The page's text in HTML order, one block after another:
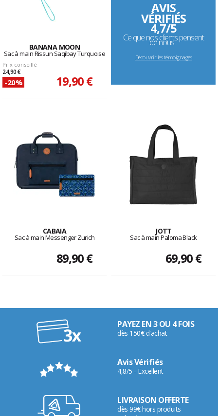
BANANA MOON
Sac à main Rissun Saqibay Turquoise
Prix conseillé
24,90 €
-20% 19,90 €
AVIS
VÉRIFIÉS
4,7/5
Ce que nos clients pensent
de nous...
Découvrir les témoignages
CABAIA
Sac à main Messenger Zurich
89,90 €
JOTT
Sac à main Paloma Black
69,90 €
PAYEZ EN 3 OU 4 FOIS
dès 150€ d'achat
Avis Vérifiés
4,8/5 - Excellent
LIVRAISON OFFERTE
dès 99€ hors produits